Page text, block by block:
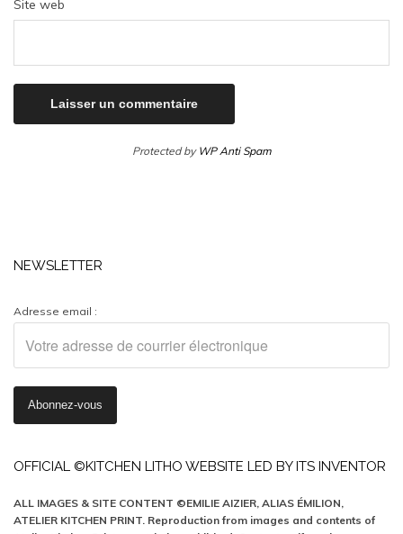
Site web
Protected by WP Anti Spam
NEWSLETTER
Adresse email :
OFFICIAL ©KITCHEN LITHO WEBSITE LED BY ITS INVENTOR
ALL IMAGES & SITE CONTENT ©EMILIE AIZIER, ALIAS ÉMILION,
ATELIER KITCHEN PRINT. Reproduction from images and contents of